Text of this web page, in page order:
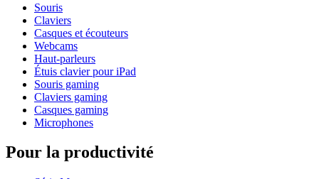
Souris
Claviers
Casques et écouteurs
Webcams
Haut-parleurs
Étuis clavier pour iPad
Souris gaming
Claviers gaming
Casques gaming
Microphones
Pour la productivité